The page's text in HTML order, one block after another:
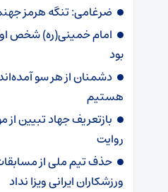
ضرغامی: تنگه هرمز
امام خمینی(ره) شخص
بود
دشمنان از هر سو
هستیم
بازتعریف جهاد تبیین
روایت
حذف تیم ملی از
ورزشکاران ایرانی ویزا نداد